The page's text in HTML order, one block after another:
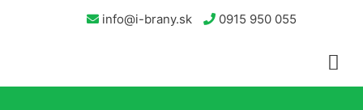
info@i-brany.sk 0915 950 055